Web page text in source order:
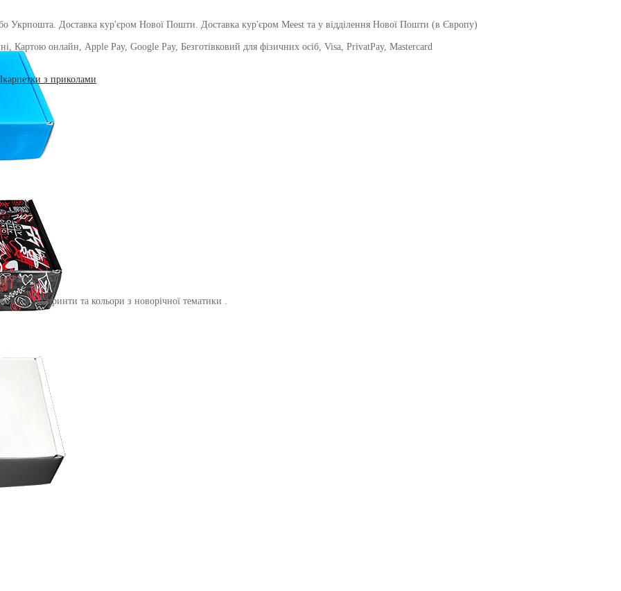
Укрпошта. Доставка кур'єром Нової Пошти. Доставка кур'єром Meest та у відділення Нової Пошти (в Європу)
Картою онлайн, Apple Pay, Google Pay, Безготівковий для фізичних осіб, Visa, PrivatPay, Mastercard
з приколами
1and1
цікаві принти та кольори з новорічної тематики .